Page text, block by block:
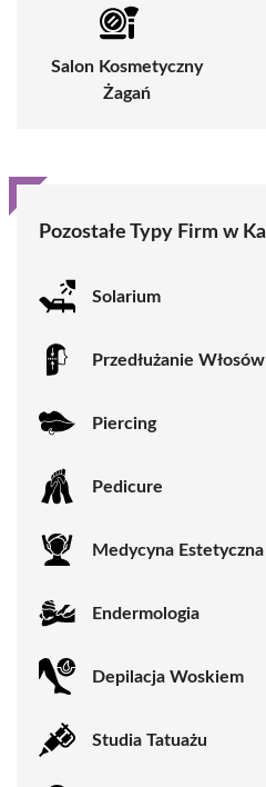
Salon Kosmetyczny
Żagań
Pozostałe Typy Firm w
Solarium
Przedłużanie Włosów
Piercing
Pedicure
Medycyna Estetyczna
Endermologia
Depilacja Woskiem
Studia Tatuażu